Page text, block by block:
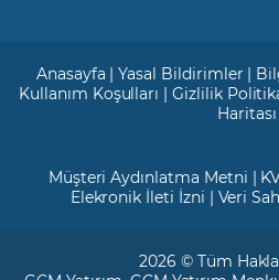
Anasayfa |Yasal Bildirimler |
Kullanım Koşulları |Gizlilik
Haritası
Müşteri Aydınlatma Metni |
Elekronik İleti İzni | Veri
2026 © Tüm